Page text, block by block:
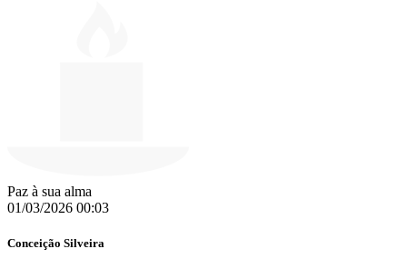
Paz à sua alma
01/03/2026 00:03
Conceição Silveira